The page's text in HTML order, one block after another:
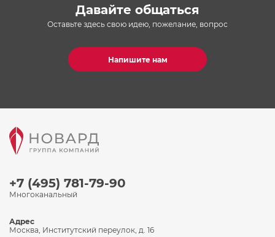
Давайте общаться
Оставьте здесь свою идею, пожелание, вопрос
Напишите нам
+7 (495) 781-79-90
Многоканальный
Адрес
Москва, Институтский переулок, д. 16